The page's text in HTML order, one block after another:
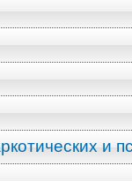
и